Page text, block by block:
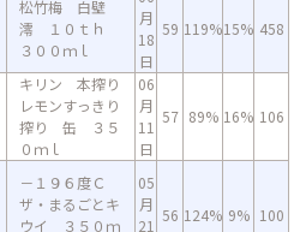
松竹梅 白壁
澪 １０ｔｈ
３００ｍｌ
月
18
日
59 119%15% 458
キリン 本搾り
レモンすっきり
搾り 缶 ３５
０ｍｌ
06
月
11
日
57 89% 16% 106
－１９６度Ｃ
ザ・まるごとキ
ウイ ３５０ｍ
05
月
21
56 124% 9% 100